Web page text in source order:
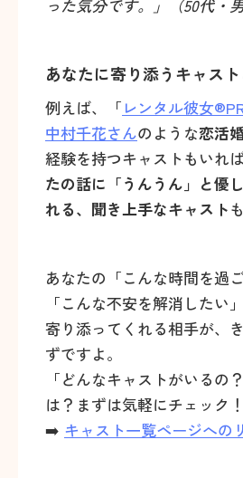
った気分です。」（50代・男
あなたに寄り添うキャス
例えば、「 レンタル彼女
中村千花さんのような恋活
経験を持つキャストもいれば
たの話に「うんうん」と優
れる、聞き上手なキャスト
あなたの「こんな時間を過
「こんな不安を解消したい
寄り添ってくれる相手が、
ずですよ。
「どんなキャストがいるの
は？まずは気軽にチェック！
➡️ キャスト一覧ページへの